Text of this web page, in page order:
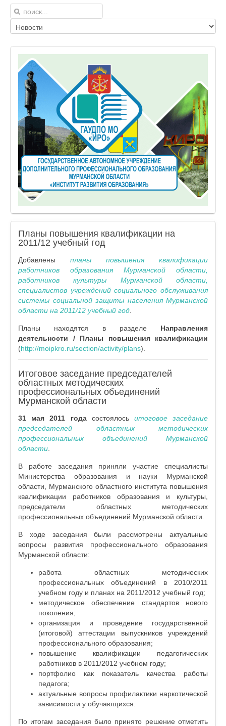
Планы повышения квалификации на
2011/12 учебный год
Добавлены планы повышения квалификации
работников образования Мурманской области,
работников культуры Мурманской области,
специалистов учреждений социального обслуживания
системы социальной защиты населения Мурманской
области на 2011/12 учебный год
Планы находятся в разделе Направления
деятельности / Планы повышения квалификации
(http://moipkro.ru/section/activity/plans).
Итоговое заседание председателей
областных методических
профессиональных объединений
Мурманской области
31 мая 2011 годасостоялось итоговое заседание
председателей областных методических
профессиональных объединений Мурманской
области
В работе заседания приняли участие специалисты
Министерства образования и науки Мурманской
области, Мурманского областного института повышения
квалификации работников образования и культуры,
председатели областных методических
профессиональных объединений Мурманской области.
В ходе заседания были рассмотрены актуальные
вопросы развития профессионального образования
Мурманской области:
работа областных методических
профессиональных объединений в 2010/2011
учебном году и планах на 2011/2012 учебный год;
методическое обеспечение стандартов нового
поколения;
организация и проведение государственной
(итоговой) аттестации выпускников учреждений
профессионального образования;
повышение квалификации педагогических
работников в 2011/2012 учебном году;
портфолио как показатель качества работы
педагога;
актуальные вопросы профилактики наркотической
зависимости у обучающихся.
По итогам заседания было принято решение отметить